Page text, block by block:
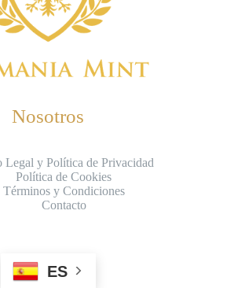
Nosotros
Legal y Política de Privacidad
Política de Cookies
Términos y Condiciones
Contacto
ES